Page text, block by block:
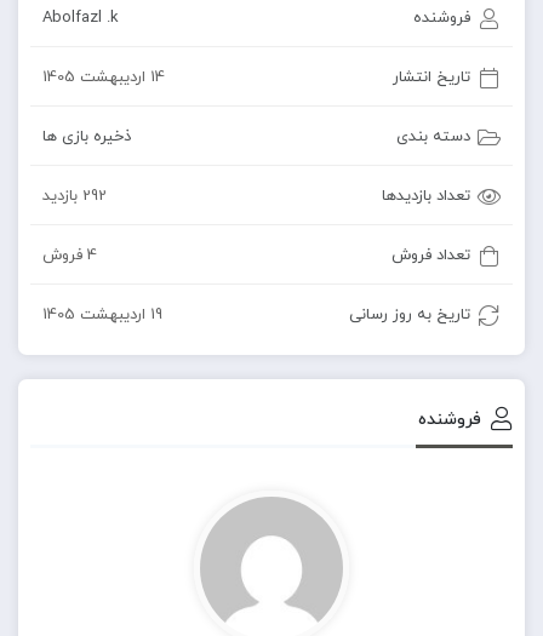
فروشنده Abolfazl .k
تاریخ انتشار 14 اردیبهشت 1405
دسته بندی ذخیره بازی ها
تعداد بازدیدها 292 بازدید
تعداد فروش 4 فروش
تاریخ به روز رسانی 19 اردیبهشت 1405
فروشنده